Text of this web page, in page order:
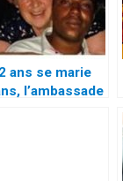
ans se marie
l’ambassade